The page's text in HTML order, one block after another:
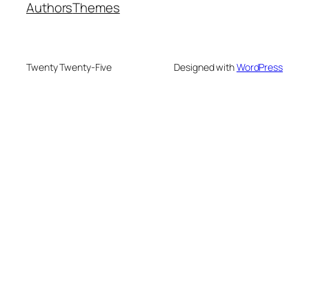
AuthorsThemes
Twenty Twenty-Five Designed withWordPress